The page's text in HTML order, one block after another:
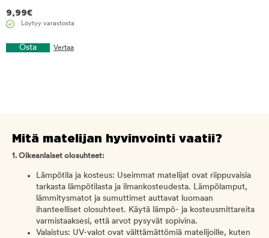
9,99€
Löytyy varastosta
Osta Vertaa
Mitä matelijan hyvinvointi vaatii?
1. Oikeanlaiset olosuhteet:
Lämpötila ja kosteus: Useimmat matelijat ovat riippuvaisia
tarkasta lämpötilasta ja ilmankosteudesta. Lämpölamput,
lämmitysmatot ja sumuttimet auttavat luomaan
ihanteelliset olosuhteet. Käytä lämpö- ja kosteusmittareita
varmistaaksesi, että arvot pysyvät sopivina.
Valaistus: UV-valot ovat välttämättömiä matelijoille, kuten